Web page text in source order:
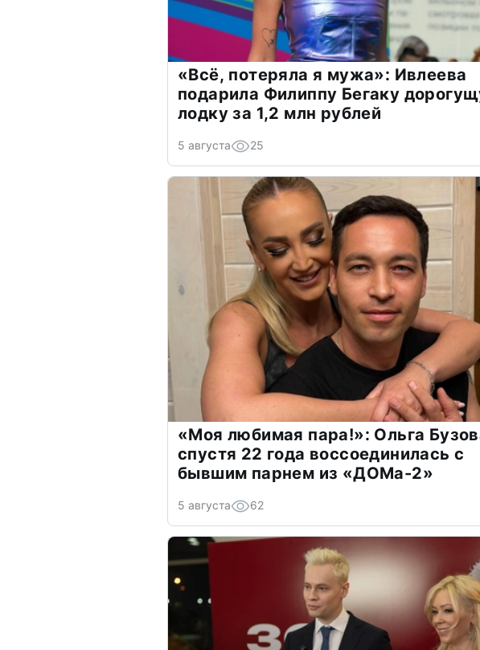
«Всё, потеряла я мужа»: Ивлеева
подарила Филиппу Бегаку
лодку за 1,2 млн рублей
5 августа 25
«Моя любимая пара!»: Ольга
спустя 22 года воссоединилась с
бывшим парнем из «ДОМа-2»
5 августа 62